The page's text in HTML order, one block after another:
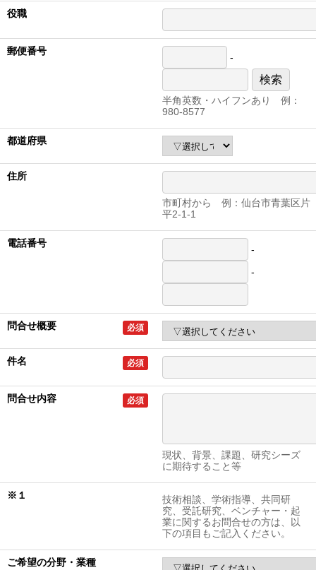
役職
郵便番号
-
検索
半角英数・ハイフンあり 例：
980-8577
都道府県
住所
市町村から 例：仙台市青葉区片
平2-1-1
電話番号
-
-
問合せ概要 必須
件名 必須
問合せ内容 必須
現状、背景、課題、研究シーズ
に期待すること等
※１
技術相談、学術指導、共同研
究、受託研究、ベンチャー・起
業に関するお問合せの方は、以
下の項目もご記入ください。
ご希望の分野・業種